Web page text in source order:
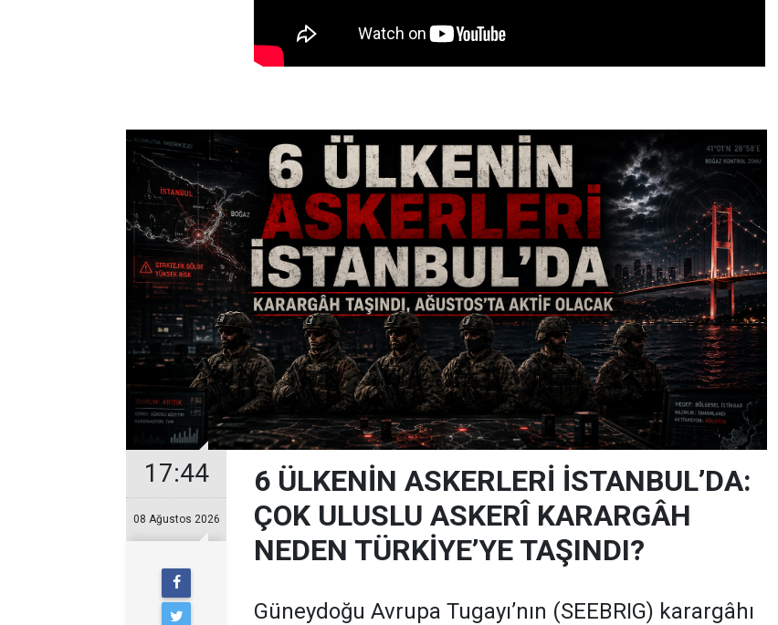
17:44
08 Ağustos 2026
6 ÜLKENİN ASKERLERİ İSTANBUL’DA:
ÇOK ULUSLU ASKERÎ KARARGÂH
NEDEN TÜRKİYE’YE TAŞINDI?
Güneydoğu Avrupa Tugayı’nın (SEEBRIG) karargâhı